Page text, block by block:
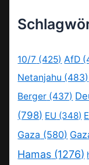
10/7 (425) AfD
Netanjahu (483)
Berger (437)
(798) EU (348)
Gaza (580)
Hamas (1276)